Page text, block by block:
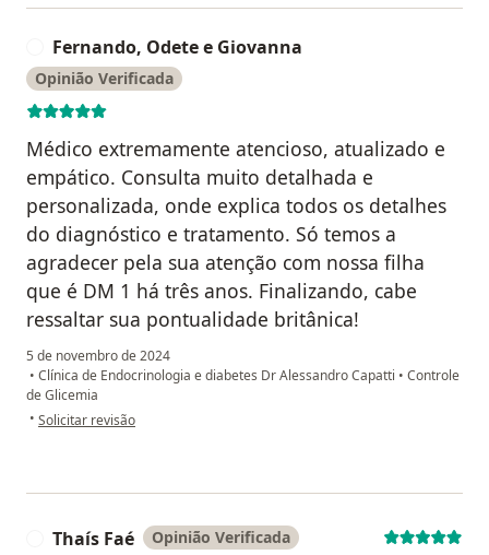
Fernando, Odete e Giovanna
Opinião Verificada
Médico extremamente atencioso, atualizado e
empático. Consulta muito detalhada e
personalizada, onde explica todos os detalhes
do diagnóstico e tratamento. Só temos a
agradecer pela sua atenção com nossa filha
que é DM 1 há três anos. Finalizando, cabe
ressaltar sua pontualidade britânica!
5 de novembro de 2024
• Clínica de Endocrinologia e diabetes Dr Alessandro Capatti • Controle
de Glicemia
• na opinião do utilizador Fernando, Odete e Giovanna
Solicitar revisão
Thaís Faé Opinião Verificada